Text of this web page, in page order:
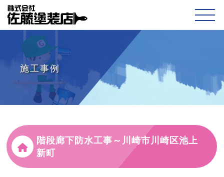
施工事例
階段廊下防水工事～川崎市川崎区池上
新町